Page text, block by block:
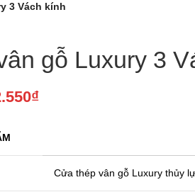
3 Vách kính
gỗ Luxury 3
₫
Cửa thép vân gỗ Luxury thủy